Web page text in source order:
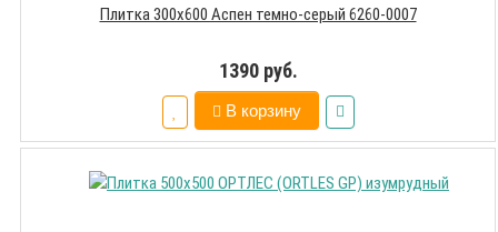
Плитка 300х600 Аспен темно-серый 6260-0007
1390 руб.
В корзину